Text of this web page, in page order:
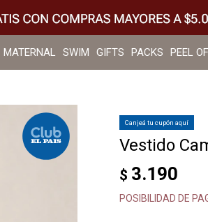
MATERNAL SWIM GIFTS PACKS PEEL
Canjeá tu cupón aquí
Vestido
$ 3.190
POSIBILIDAD DE